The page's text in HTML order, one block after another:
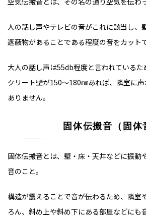
人の話し声やテレビの音がこれに該当し、
遮蔽物があることである程度の音をカット
大人の話し声は55db程度と言われている
クリート壁が150～180㎜あれば、隣室に
ありません。
固体伝搬音（固体
固体伝搬音とは、壁・床・天井などに振動
音のこと。
構造が震えることで音が伝わるため、隣室
ろん、斜め上や斜め下にある部屋などにも